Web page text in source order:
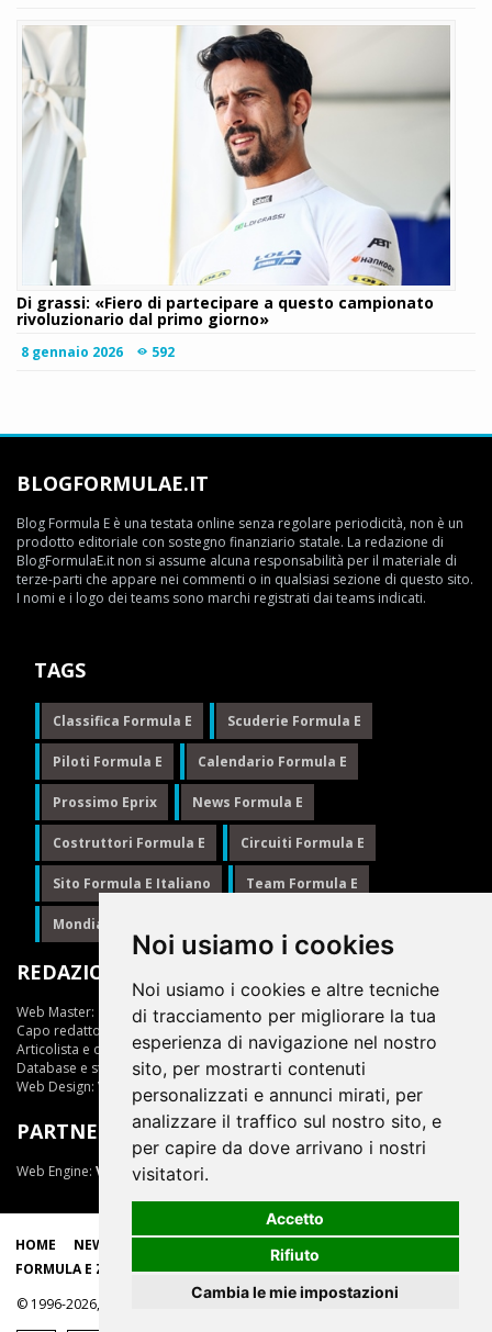
Noi usiamo i cookies
Noi usiamo i cookies e altre tecniche
di tracciamento per migliorare la tua
esperienza di navigazione nel nostro
sito, per mostrarti contenuti
personalizzati e annunci mirati, per
analizzare il traffico sul nostro sito, e
per capire da dove arrivano i nostri
visitatori.
Accetto
Rifiuto
Cambia le mie impostazioni
Di grassi: «Fiero di partecipare a questo campionato
rivoluzionario dal primo giorno»
8 gennaio 2026 592
BLOGFORMULAE.IT
Blog Formula E è una testata online senza regolare periodicità, non è un
prodotto editoriale con sostegno finanziario statale. La redazione di
BlogFormulaE.it non si assume alcuna responsabilità per il materiale di
terze-parti che appare nei commenti o in qualsiasi sezione di questo sito.
I nomi e i logo dei teams sono marchi registrati dai teams indicati.
TAGS
Classifica Formula E Scuderie Formula E
Piloti Formula E Calendario Formula E
Prossimo Eprix News Formula E
Costruttori Formula E Circuiti Formula E
Sito Formula E Italiano Team Formula E
Mondiale Formula E
REDAZIONE
Web Master:
Ing.Daniele Muscarella
Capo redattore:
Articolista e opinionista:Giuseppe Cianci
Database e statistiche:Marcella Toschi
Web Design: Vittorio Arena
PARTNER
Web Engine: ViDa 3.0
HOME NEWS CLASSIFICHE
FORMULA E ZONE
© 1996-2026, tutti i marchi appartengono ai rispettivi proprietari